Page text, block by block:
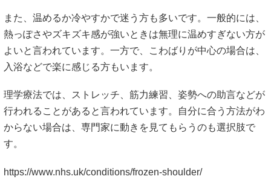
また、温めるか冷やすかで迷う方も多いです。一般的には、
熱っぽさやズキズキ感が強いときは無理に温めすぎない方が
よいと言われています。一方で、こわばりが中心の場合は、
入浴などで楽に感じる方もいます。
理学療法では、ストレッチ、筋力練習、姿勢への助言などが
行われることがあると言われています。自分に合う方法がわ
からない場合は、専門家に動きを見てもらうのも選択肢で
す。
https://www.nhs.uk/conditions/frozen-shoulder/